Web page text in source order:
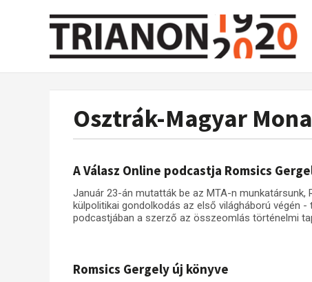
Osztrák-Magyar
A Válasz Online podcastja Romsics
Január 23-án mutatták be az MTA-n munkatársunk,
külpolitikai gondolkodás az első világháború végén
podcastjában a szerző az összeomlás történelmi
Romsics Gergely új könyve